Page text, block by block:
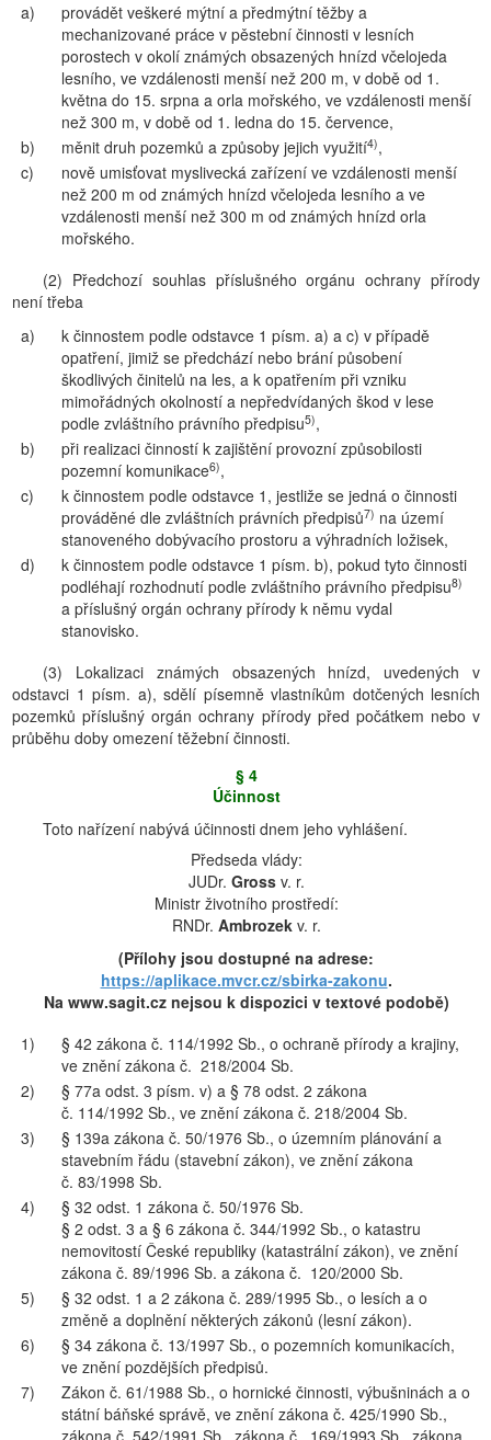
a)
provádět veškeré mýtní a předmýtní těžby a
mechanizované práce v pěstební činnosti v lesních
porostech v okolí známých obsazených hnízd včelojeda
lesního, ve vzdálenosti menší než 200 m, v době od 1.
května do 15. srpna a orla mořského, ve vzdálenosti menší
než 300 m, v době od 1. ledna do 15. července,
b)
měnit druh pozemků a způsoby jejich využití4),
c)
nově umisťovat myslivecká zařízení ve vzdálenosti menší
než 200 m od známých hnízd včelojeda lesního a ve
vzdálenosti menší než 300 m od známých hnízd orla
mořského.
(2) Předchozí souhlas příslušného orgánu ochrany přírody
není třeba
a)
k činnostem podle odstavce 1 písm. a) a c) v případě
opatření, jimiž se předchází nebo brání působení
škodlivých činitelů na les, a k opatřením při vzniku
mimořádných okolností a nepředvídaných škod v lese
podle zvláštního právního předpisu5),
b)
při realizaci činností k zajištění provozní způsobilosti
pozemní komunikace6),
c)
k činnostem podle odstavce 1, jestliže se jedná o činnosti
prováděné dle zvláštních právních předpisů7) na území
stanoveného dobývacího prostoru a výhradních ložisek,
d)
k činnostem podle odstavce 1 písm. b), pokud tyto činnosti
podléhají rozhodnutí podle zvláštního právního předpisu8)
a příslušný orgán ochrany přírody k němu vydal
stanovisko.
(3) Lokalizaci známých obsazených hnízd, uvedených v
odstavci 1 písm. a), sdělí písemně vlastníkům dotčených lesních
pozemků příslušný orgán ochrany přírody před počátkem nebo v
průběhu doby omezení těžební činnosti.
§ 4
Účinnost
Toto nařízení nabývá účinnosti dnem jeho vyhlášení.
Předseda vlády:
JUDr. Grossv. r.
Ministr životního prostředí:
RNDr. Ambrozekv. r.
(Přílohy jsou dostupné na adrese:
https://aplikace.mvcr.cz/sbirka-zakonu.
Na www.sagit.cz nejsou k dispozici v textové podobě)
1)
§ 42 zákona č. 114/1992 Sb., o ochraně přírody a krajiny,
ve znění zákona č. 218/2004 Sb.
2)
§ 77a odst. 3 písm. v) a § 78 odst. 2 zákona
č. 114/1992 Sb., ve znění zákona č. 218/2004 Sb.
3)
§ 139a zákona č. 50/1976 Sb., o územním plánování a
stavebním řádu (stavební zákon), ve znění zákona
č. 83/1998 Sb.
4)
§ 32 odst. 1 zákona č. 50/1976 Sb.
§ 2 odst. 3 a § 6 zákona č. 344/1992 Sb., o katastru
nemovitostí České republiky (katastrální zákon), ve znění
zákona č. 89/1996 Sb. a zákona č. 120/2000 Sb.
5)
§ 32 odst. 1 a 2 zákona č. 289/1995 Sb., o lesích a o
změně a doplnění některých zákonů (lesní zákon).
6)
§ 34 zákona č. 13/1997 Sb., o pozemních komunikacích,
ve znění pozdějších předpisů.
7)
Zákon č. 61/1988 Sb., o hornické činnosti, výbušninách a o
státní báňské správě, ve znění zákona č. 425/1990 Sb.,
zákona č. 542/1991 Sb., zákona č. 169/1993 Sb., zákona